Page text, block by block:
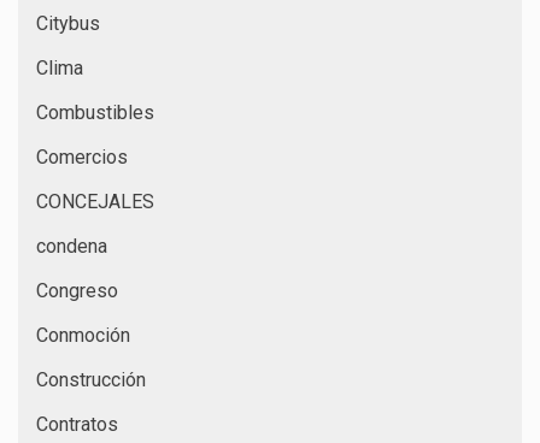
Citybus
Clima
Combustibles
Comercios
CONCEJALES
condena
Congreso
Conmoción
Construcción
Contratos